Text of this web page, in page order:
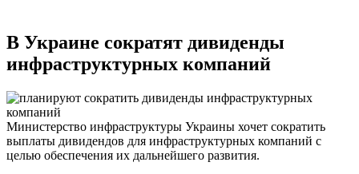
В Украине сократят дивиденды
инфраструктурных компаний
Министерство инфраструктуры Украины хочет сократить
выплаты дивидендов для инфраструктурных компаний с
целью обеспечения их дальнейшего развития.